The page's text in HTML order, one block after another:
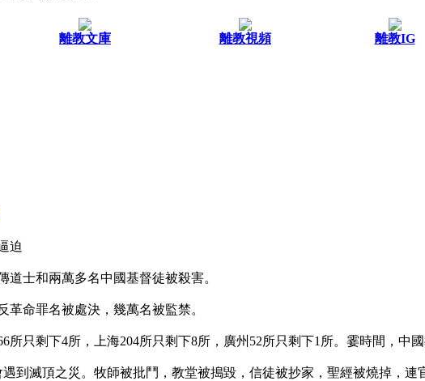
離教文庫 離教視頻 離教IG
迫
道士和兩萬多名中國基督徒被殺害。
革命罪名被處決，幾萬名被監禁。
所只剩下4所，上海204所只剩下8所，廣州52所只剩下1所。霎時間，中國
到滅頂之災。牧師被批鬥，教堂被搗毀，信徒被抄家，聖經被燒掉，